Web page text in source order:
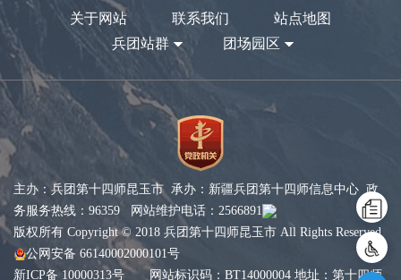
关于网站 联系我们
站点地图
兵团站群
团场园区
主办：兵团第十四师昆玉市 承办：新疆兵团第十四师信息中心 政
务服务热线：96359 网站维护电话：2566891
版权所有 Copyright © 2018 兵团第十四师昆玉市 All Rights Reserved
公网安备 66140002000101号
新ICP备 10000313号 网站标识码：BT14000004 地址：第十四师